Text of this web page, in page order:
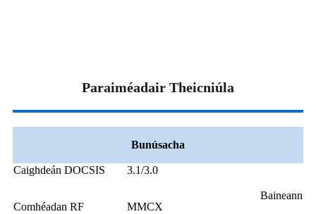
Paraiméadair Theicniúla
Bunúsacha
Caighdeán DOCSIS 3.1/3.0
Comhéadan RF MMCX
Baineann